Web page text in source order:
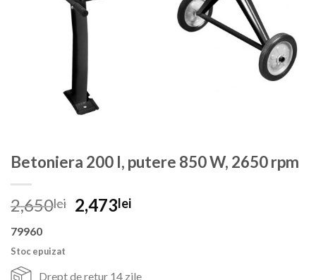
Betoniera 200 l, putere 850 W, 2650 rpm
2,650lei Prețul
inițial
2,650lei.
2,473leiPrețul
79960
Stoc epuizat
Drept de retur 14 zile